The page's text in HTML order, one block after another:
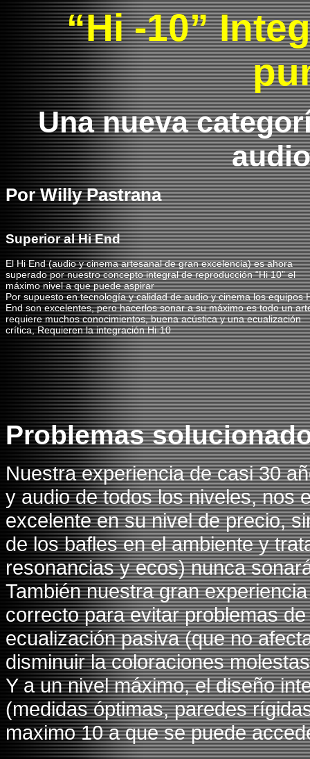
“Hi -10”
Una nueva
Por Willy Pastrana
Superior al Hi End
El Hi End (audio y cinema artesanal de gran excelencia) es ahora
superado por nuestro concepto integral de reproducción “Hi 10” el
máximo nivel a que puede aspirar
Por supuesto en tecnología y calidad de audio y cinema los equipos
End son excelentes, pero hacerlos sonar a su máximo es todo un
requiere muchos conocimientos, buena acústica y una ecualización
crítica, Requieren la integración Hi-10
Problemas
Nuestra experiencia de casi 30
y audio de todos los niveles, nos
excelente en su nivel de precio,
de los bafles en el ambiente y
resonancias y ecos) nunca
También nuestra gran
correcto para evitar problemas
ecualización pasiva (que no
disminuir la coloraciones
Y a un nivel máximo, el diseño
(medidas óptimas, paredes
maximo 10 a que se puede